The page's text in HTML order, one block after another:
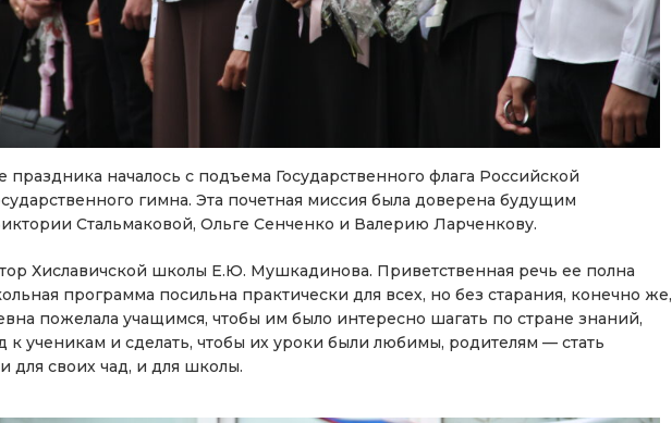
началось с подъема Государственного флага Российской
гимна. Эта почетная миссия была доверена будущим
Стальмаковой, Ольге Сенченко и Валерию Ларченкову.
Хиславичской школы Е.Ю. Мушкадинова. Приветственная речь ее полна
программа посильна практически для всех, но без старания, конечно же,
пожелала учащимся, чтобы им было интересно шагать по стране знаний,
к ученикам и сделать, чтобы их уроки были любимы, родителям — стать
своих чад, и для школы.